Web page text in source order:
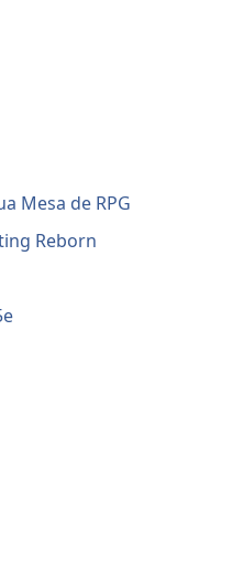
Mesa de RPG
Reborn